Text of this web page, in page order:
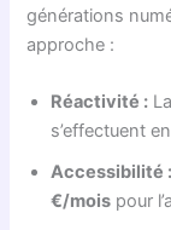
générations
approche :
Réactivité :
s’effectuent
Accessibilité :
€/mois pour